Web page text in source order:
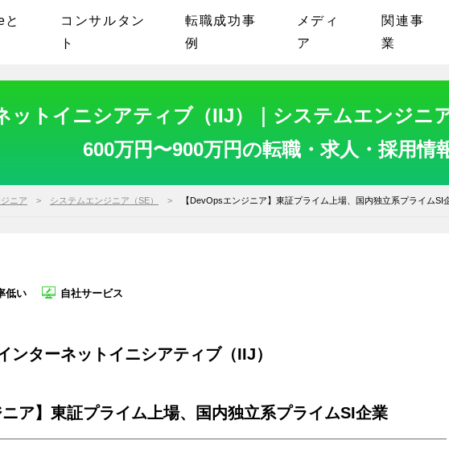
コンサルタン
ト
転職成功事
例
メディ
ア
関連事
業
ットイニシアティブ（IIJ）｜システムエンジニ
600万円〜900万円の転職・求人・採用情
ニア システムエンジニア（SE） 【DevOpsエンジニア】東証プライム上場、国内独立系プライムSI
低い 自社サービス
ンターネットイニシアティブ（IIJ）
ニア】東証プライム上場、国内独立系プライムSI企業